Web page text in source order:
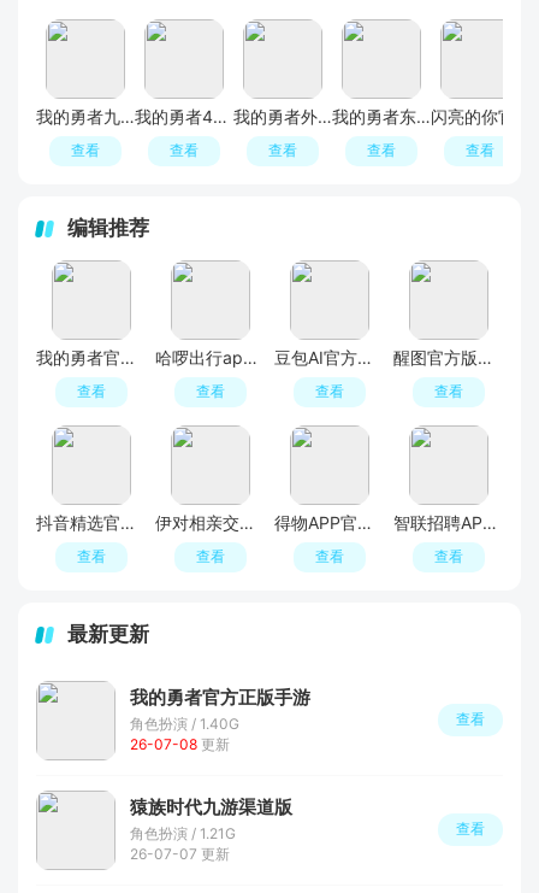
我的勇者九游渠道服
查看
我的勇者4399渠道服
查看
我的勇者外传游戏最新版
查看
我的勇者东南亚服内置作弊菜单破解版
查看 查看
编辑推荐
我的勇者官方正版手游
查看
哈啰出行app2026最新版
查看
豆包AI官方最新版
查看
醒图官方版官方入口
查看
抖音精选官方正版新版本
查看
伊对相亲交友平台官方APP
查看
得物APP官方正版
查看
智联招聘APP官方最新版
查看
最新更新
我的勇者官方正版手游
角色扮演 / 1.40G
26-07-08 更新
查看
猿族时代九游渠道版
角色扮演 / 1.21G
26-07-07 更新
查看